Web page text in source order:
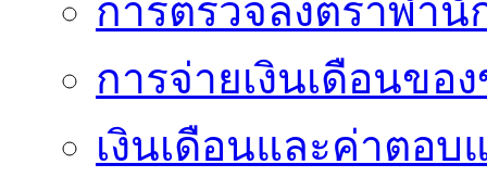
การตรวจลงตราพำ
การจ่ายเงินเดือนขอ
เงินเดือนและค่าตอบ